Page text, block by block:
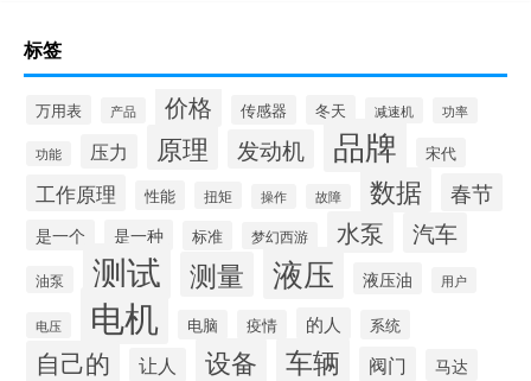
标签
万用表 产品 价格 传感器 冬天 减速机 功率
功能 压力 原理 发动机 品牌 宋代
工作原理 性能 扭矩 操作 故障 数据 春节
是一个 是一种 标准 梦幻西游 水泵 汽车
油泵 测试 测量 液压 液压油 用户
电压 电机 电脑 疫情 的人 系统
自己的 让人 设备 车辆 阀门 马达